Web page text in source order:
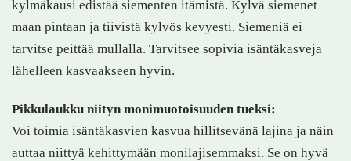
kylmäkausi edistää siementen itämistä. Kylvä siemenet
maan pintaan ja tiivistä kylvös kevyesti. Siemeniä ei
tarvitse peittää mullalla. Tarvitsee sopivia isäntäkasveja
lähelleen kasvaakseen hyvin.
Pikkulaukku niityn monimuotoisuuden tueksi:
Voi toimia isäntäkasvien kasvua hillitsevänä lajina ja näin
auttaa niittyä kehittymään monilajisemmaksi. Se on hyvä